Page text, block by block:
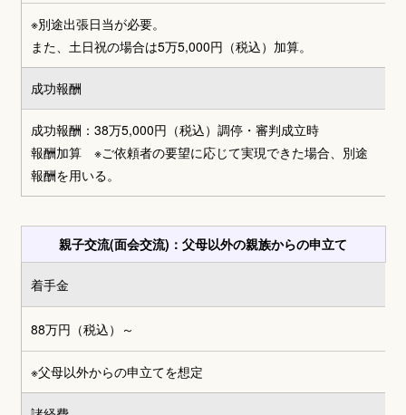
※別途出張日当が必要。
また、土日祝の場合は5万5,000円（税込）加算。
成功報酬
成功報酬：38万5,000円（税込）調停・審判成立時
報酬加算 ※ご依頼者の要望に応じて実現できた場合、別途
報酬を用いる。
親子交流(面会交流)：父母以外の親族からの申立て
着手金
88万円（税込）～
※父母以外からの申立てを想定